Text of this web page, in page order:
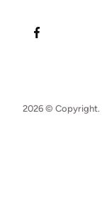
2026 © Copyright.